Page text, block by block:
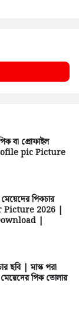
বা প্রোফাইল
pic Picture
পিকচার
Picture 2026 |
|
ছবি | মাস্ক পরা
পিক তোলার